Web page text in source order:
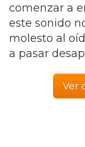
comenzar a
este sonido
molesto al
a pasar
Ver